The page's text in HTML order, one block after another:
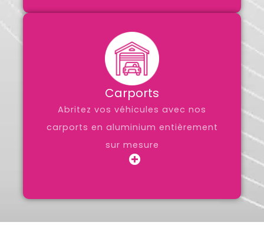
Carports
Abritez vos véhicules avec nos
carports en aluminium entièrement
sur mesure